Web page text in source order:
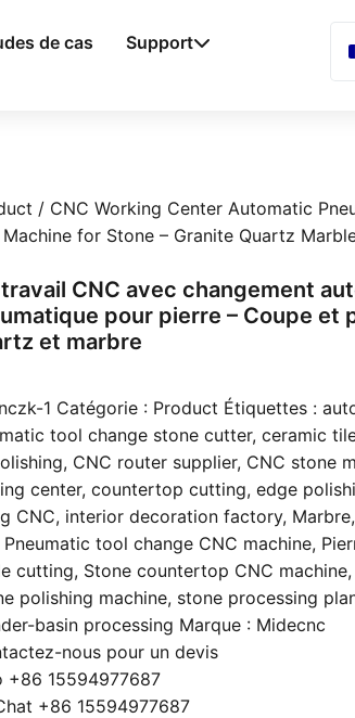
de cas Support
/ CNC Working Center Automatic
Machine for Stone – Granite Quartz
CNC avec changement
pour pierre – Coupe et
et marbre
1 Catégorie : Product Étiquettes :
tool change stone cutter, ceramic
, CNC router supplier, CNC stone
center, countertop cutting, edge
CNC, interior decoration factory, Marbre,
Pneumatic tool change CNC machine,
cutting, Stone countertop CNC machine,
polishing machine, stone processing
basin processing Marque : Midecnc
nous pour un devis
+86 15594977687
+86 15594977687